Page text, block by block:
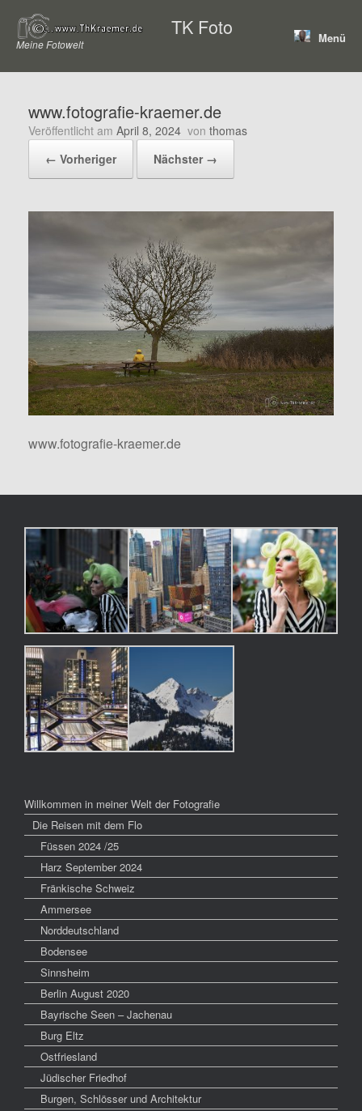
Inhalt
springen
TK Foto
Meine Fotowelt Menü
www.fotografie-kraemer.de
Veröffentlicht am April 8, 2024 von thomas
← Vorheriger
Nächster →
www.fotografie-kraemer.de
Willkommen in meiner Welt der Fotografie
Die Reisen mit dem Flo
Füssen 2024 /25
Harz September 2024
Fränkische Schweiz
Ammersee
Norddeutschland
Bodensee
Sinnsheim
Berlin August 2020
Bayrische Seen – Jachenau
Burg Eltz
Ostfriesland
Jüdischer Friedhof
Burgen, Schlösser und Architektur